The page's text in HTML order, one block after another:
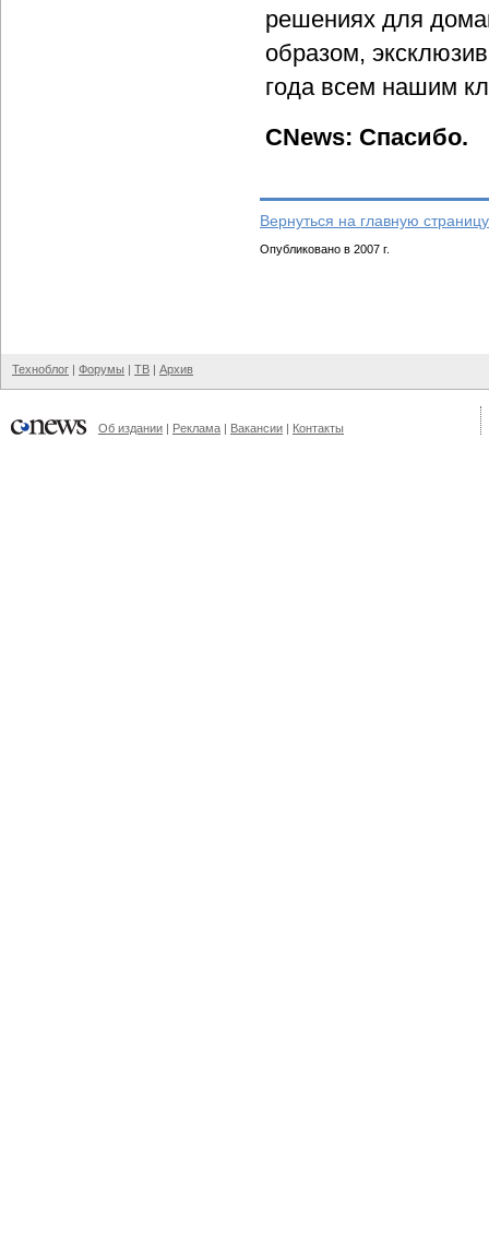
решениях для
образом,
года всем нашим
CNews: Спасибо.
Вернуться на главную
Опубликовано в 2007 г.
Техноблог | Форумы | ТВ | Архив
Об издании | Реклама | Вакансии | Контакты